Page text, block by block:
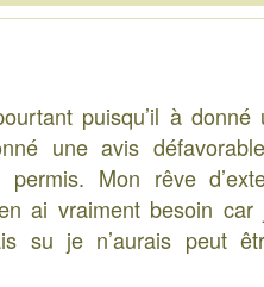
puisqu’il à
une avis
Mon rêve
ai vraiment besoin
su je n’aurais peut